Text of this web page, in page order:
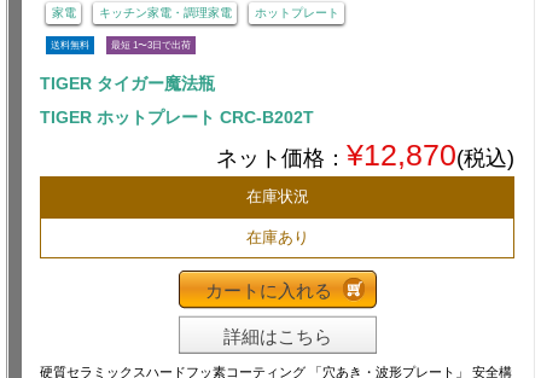
家電 キッチン家電・調理家電 ホットプレート
送料無料 最短 1〜3日で出荷
TIGER タイガー魔法瓶
TIGER ホットプレート CRC-B202T
ネット価格： ¥12,870(税込)
在庫状況
在庫あり
カートに入れる
詳細はこちら
硬質セラミックスハードフッ素コーティング 「穴あき・波形プレート」 安全構